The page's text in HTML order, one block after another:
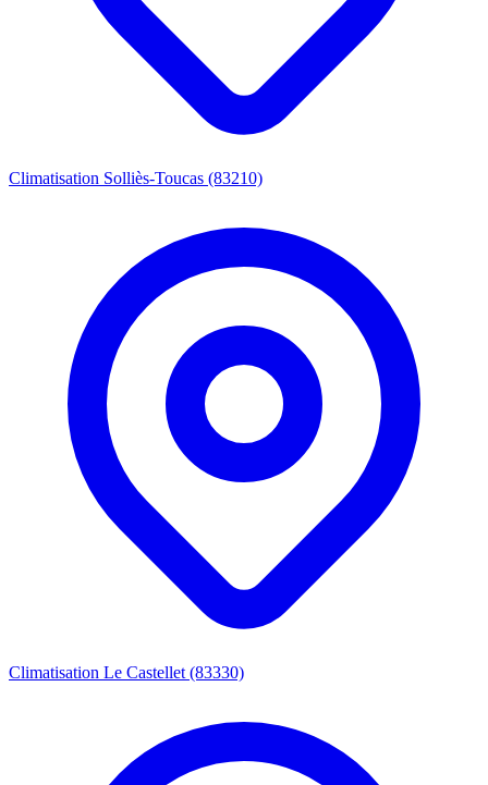
Climatisation Solliès-Toucas (83210)
Climatisation Le Castellet (83330)